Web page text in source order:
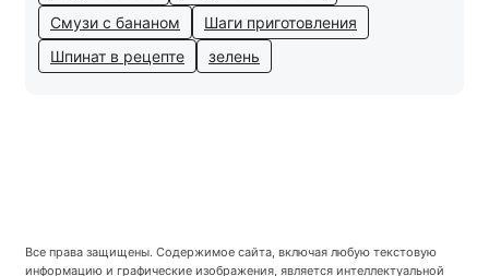
Смузи с бананом
Шаги приготовления
Шпинат в рецепте
зелень
Все права защищены. Содержимое сайта, включая любую текстовую
информацию и графические изображения, является интеллектуальной